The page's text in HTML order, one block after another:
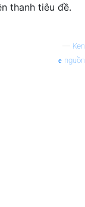
thanh tiêu đề.
— Ken
nguồn